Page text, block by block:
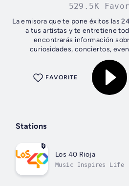
529.5K
La emisora que te pone éxitos las
a tus artistas y te entretiene
encontrarás información
curiosidades, conciertos,
fotogalerías para que te
FAVORITE
Stations
Los 40 Rioja
Music Inspires Life